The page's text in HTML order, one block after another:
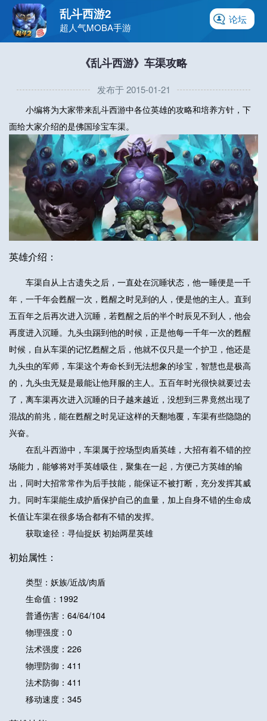
论坛
乱斗西游2
超人气MOBA手游
《乱斗西游》车渠攻略
发布于 2015-01-21
小编将为大家带来乱斗西游中各位英雄的攻略和培养方针，下
面给大家介绍的是佛国珍宝车渠。
英雄介绍：
车渠自从上古遗失之后，一直处在沉睡状态，他一睡便是一千
年，一千年会甦醒一次，甦醒之时见到的人，便是他的主人。直到
五百年之后再次进入沉睡，若甦醒之后的半个时辰见不到人，他会
再度进入沉睡。九头虫踢到他的时候，正是他每一千年一次的甦醒
时候，自从车渠的记忆甦醒之后，他就不仅只是一个护卫，他还是
九头虫的军师，车渠这个寿命长到无法想象的珍宝，智慧也是极高
的，九头虫无疑是最能让他拜服的主人。五百年时光很快就要过去
了，离车渠再次进入沉睡的日子越来越近，没想到三界竟然出现了
混战的前兆，能在甦醒之时见证这样的天翻地覆，车渠有些隐隐的
兴奋。
在乱斗西游中，车渠属于控场型肉盾英雄，大招有着不错的控
场能力，能够将对手英雄吸住，聚集在一起，方便己方英雄的输
出，同时大招常常作为后手技能，能保证不被打断，充分发挥其威
力。同时车渠能生成护盾保护自己的血量，加上自身不错的生命成
长值让车渠在很多场合都有不错的发挥。
获取途径：寻仙捉妖 初始两星英雄
初始属性：
类型：妖族/近战/肉盾
生命值：1992
普通伤害：64/64/104
物理强度：0
法术强度：226
物理防御：411
法术防御：411
移动速度：345